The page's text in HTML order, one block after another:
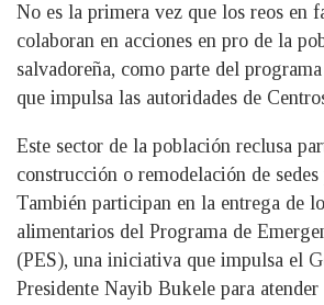
No es la primera vez que los reos en
colaboran en acciones en pro de la
salvadoreña, como parte del
que impulsa las autoridades de
Este sector de la población reclusa
construcción o remodelación de
También participan en la entrega de
alimentarios del Programa de
(PES), una iniciativa que impulsa el
Presidente Nayib Bukele para